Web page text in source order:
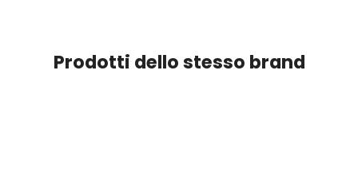
Prodotti dello stesso brand